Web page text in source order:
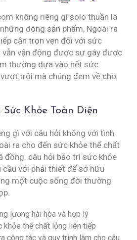
không riêng gì solo thuần là
dòng sản phẩm, Ngoài ra
cận trọn vẹn đối với sức
vẫn vận động được sự gây được
thường dựa vào hết sức
trội mà chúng đem về cho
Khỏe Toàn Diện
gì với câu hỏi không với tình
ra cho đến sức khỏe thể chất
đồng. câu hỏi bảo trì sức khỏe
cầu với phải thiết để sở hữu
một cuộc sống đời thường
lượng hài hòa và hợp lý
khỏe thể chất lỏng liên tiếp
công tác và quy trình làm cho câu